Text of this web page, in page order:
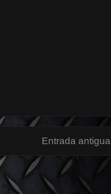
Entrada antigua